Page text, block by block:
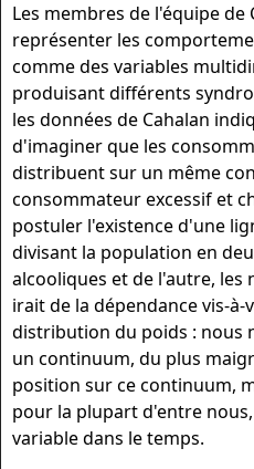
Les membres de l'équipe
représenter les
comme des variables
produisant différents
les données de Cahalan
d'imaginer que les
distribuent sur un même
consommateur excessif et
postuler l'existence d'une
divisant la population en
alcooliques et de l'autre, les
irait de la dépendance vis-
distribution du poids : nous
un continuum, du plus
position sur ce continuum,
pour la plupart d'entre
variable dans le temps.